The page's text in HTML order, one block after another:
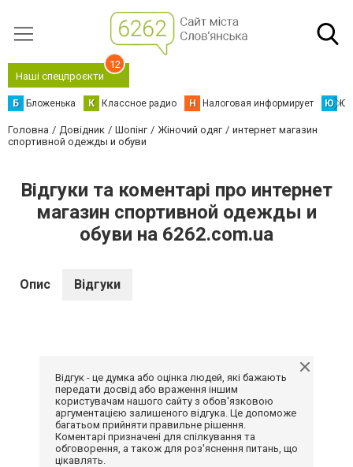
Наші спецпроєкти
12
Б Бложенька К Классное радио Н Налоговая информирует Ю
Головна Довідник Шопінг Жіночий одяг
интернет магазин
спортивной одежды и обуви
Відгуки та коментарі про интернет
магазин спортивной одежды и
обуви на 6262.com.ua
Опис Відгуки
Відгук - це думка або оцінка людей, які бажають
передати досвід або враження іншим
користувачам нашого сайту з обов'язковою
аргументацією залишеного відгука. Це допоможе
багатьом прийняти правильне рішення.
Коментарі призначені для спілкування та
обговорення, а також для роз'яснення питань, що
цікавлять.